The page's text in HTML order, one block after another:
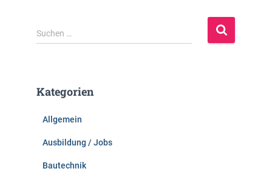
S
u
n
Suchen …
Kategorien
Allgemein
Ausbildung / Jobs
Bautechnik